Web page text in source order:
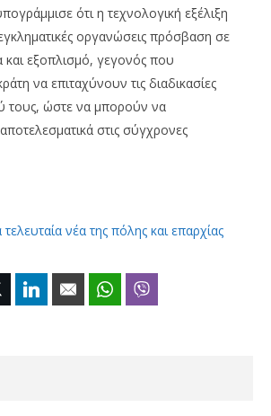
ότι η τεχνολογική εξέλιξη
οργανώσεις πρόσβαση σε
εξοπλισμό, γεγονός που
να επιταχύνουν τις διαδικασίες
τους, ώστε να μπορούν να
στις σύγχρονες
νέα της πόλης και επαρχίας
Twitter LinkedIn Email WhatsApp